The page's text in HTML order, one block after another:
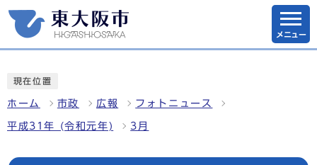
メニュー
現在位置
ホーム 市政 広報 フォトニュース
平成31年 (令和元年) 3月